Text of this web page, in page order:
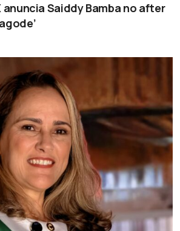
anuncia Saiddy Bamba no after